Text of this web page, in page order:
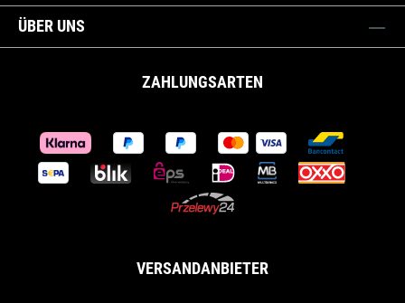
ÜBER UNS
ZAHLUNGSARTEN
VERSANDANBIETER